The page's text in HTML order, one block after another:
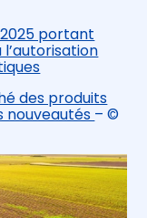
portant
des produits
nouveautés – ©